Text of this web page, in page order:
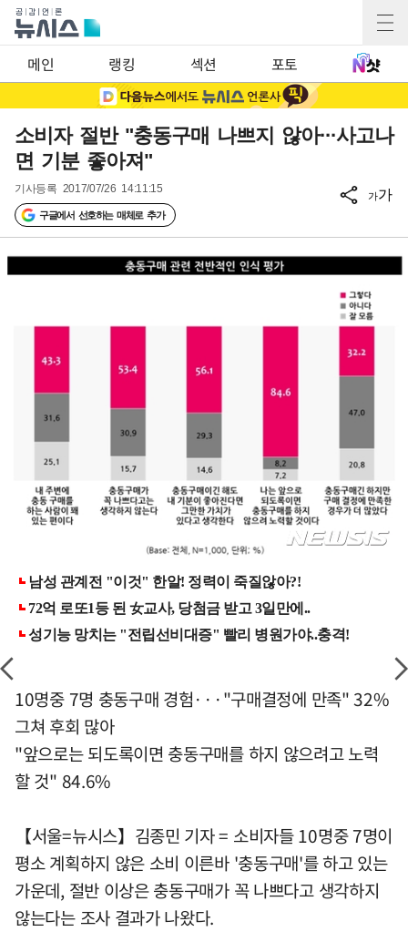
메인 랭킹 섹션 포토
소비자 절반 "충동구매 나쁘지 않아···사고나
면 기분 좋아져"
기사등록 2017/07/26 14:11:15
구글에서 선호하는 매체로 추가
가가
10명중 7명 충동구매 경험···"구매결정에 만족" 32%
그쳐 후회 많아
"앞으로는 되도록이면 충동구매를 하지 않으려고 노력
할 것" 84.6%
【서울=뉴시스】김종민 기자 = 소비자들 10명중 7명이
평소 계획하지 않은 소비 이른바 '충동구매'를 하고 있는
가운데, 절반 이상은 충동구매가 꼭 나쁘다고 생각하지
않는다는 조사 결과가 나왔다.